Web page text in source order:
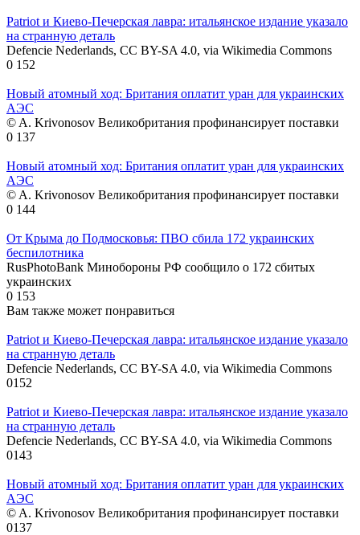
Patriot и Киево-Печерская лавра: итальянское издание указало
на странную деталь
Defencie Nederlands, CC BY-SA 4.0, via Wikimedia Commons
0 152
Новый атомный ход: Британия оплатит уран для украинских
АЭС
© A. Krivonosov Великобритания профинансирует поставки
0 137
Новый атомный ход: Британия оплатит уран для украинских
АЭС
© A. Krivonosov Великобритания профинансирует поставки
0 144
От Крыма до Подмосковья: ПВО сбила 172 украинских
беспилотника
RusPhotoBank Минобороны РФ сообщило о 172 сбитых
украинских
0 153
Вам также может понравиться
Patriot и Киево-Печерская лавра: итальянское издание указало
на странную деталь
Defencie Nederlands, CC BY-SA 4.0, via Wikimedia Commons
0152
Patriot и Киево-Печерская лавра: итальянское издание указало
на странную деталь
Defencie Nederlands, CC BY-SA 4.0, via Wikimedia Commons
0143
Новый атомный ход: Британия оплатит уран для украинских
АЭС
© A. Krivonosov Великобритания профинансирует поставки
0137